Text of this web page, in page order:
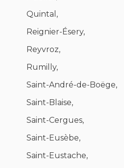
Quintal,
Reignier-Ésery,
Reyvroz,
Rumilly,
Saint-André-de-Boëge,
Saint-Blaise,
Saint-Cergues,
Saint-Eusèbe,
Saint-Eustache,